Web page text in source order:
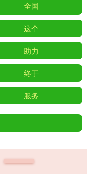
全国
这个
助力
终于
服务